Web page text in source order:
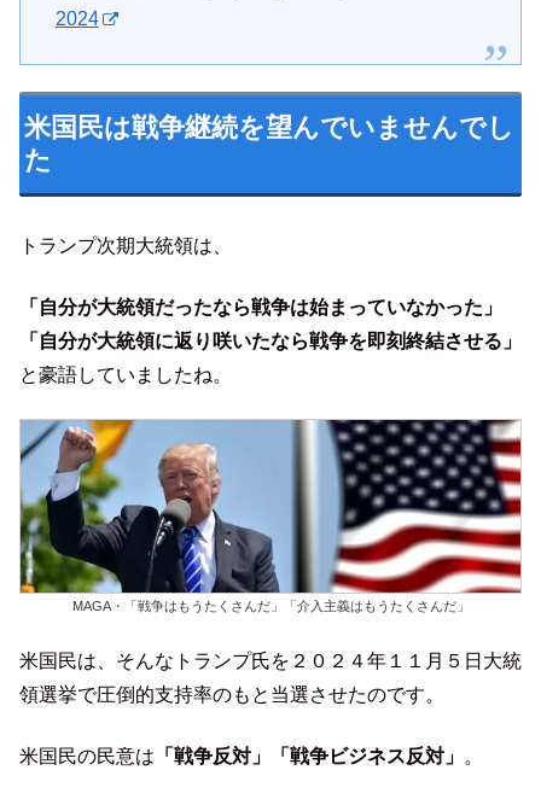
2024
米国民は戦争継続を望んでいませんでし
た
トランプ次期大統領は、
「自分が大統領だったなら戦争は始まっていなかった」
「自分が大統領に返り咲いたなら戦争を即刻終結させる」
と豪語していましたね。
MAGA・「戦争はもうたくさんだ」「介入主義はもうたくさんだ」
米国民は、そんなトランプ氏を２０２４年１１月５日大統
領選挙で圧倒的支持率のもと当選させたのです。
米国民の民意は 「戦争反対」「戦争ビジネス反対」 。